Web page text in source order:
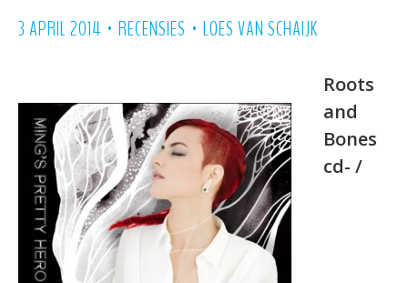
3 APRIL 2014 • RECENSIES • LOES VAN SCHAIJK
Roots
and
Bones
cd- /